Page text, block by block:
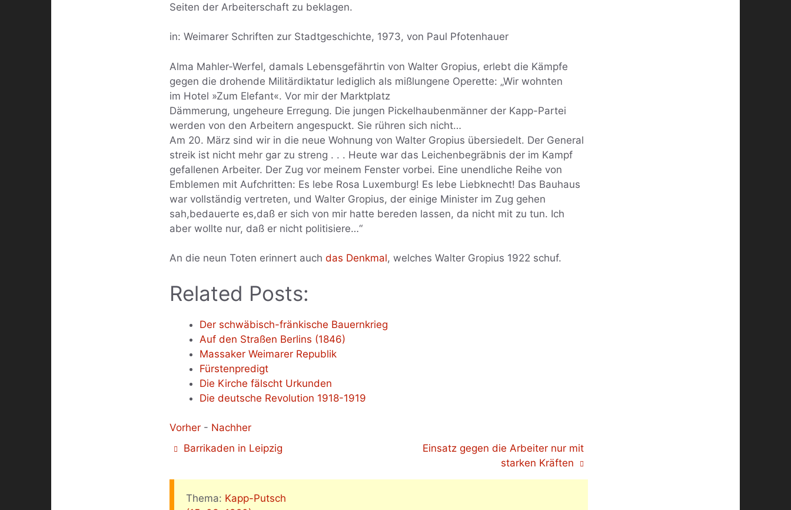
Seiten der Arbeiterschaft zu beklagen.
in: Weimarer Schriften zur Stadtgeschichte, 1973, von Paul Pfotenhauer
Alma Mahler-Werfel, damals Lebensgefährtin von Walter Gropius, erlebt die Kämpfe
gegen die drohende Militärdiktatur lediglich als mißlungene Operette: „Wir wohnten
im Hotel »Zum Elefant«. Vor mir der Marktplatz
Dämmerung, ungeheure Erregung. Die jungen Pickelhaubenmänner der Kapp-Partei
werden von den Arbeitern angespuckt. Sie rühren sich nicht…
Am 20. März sind wir in die neue Wohnung von Walter Gropius übersiedelt. Der General
streik ist nicht mehr gar zu streng . . . Heute war das Leichenbegräbnis der im Kampf
gefallenen Arbeiter. Der Zug vor meinem Fenster vorbei. Eine unendliche Reihe von
Emblemen mit Aufchritten: Es lebe Rosa Luxemburg! Es lebe Liebknecht! Das Bauhaus
war vollständig vertreten, und Walter Gropius, der einige Minister im Zug gehen
sah,bedauerte es,daß er sich von mir hatte bereden lassen, da nicht mit zu tun. Ich
aber wollte nur, daß er nicht politisiere…“
An die neun Toten erinnert auch das Denkmal, welches Walter Gropius 1922 schuf.
Related Posts:
Der schwäbisch-fränkische Bauernkrieg
Auf den Straßen Berlins (1846)
Massaker Weimarer Republik
Fürstenpredigt
Die Kirche fälscht Urkunden
Die deutsche Revolution 1918-1919
Vorher - Nachher
Barrikaden in Leipzig
Einsatz gegen die Arbeiter nur mit
starken Kräften
Thema: Kapp-Putsch